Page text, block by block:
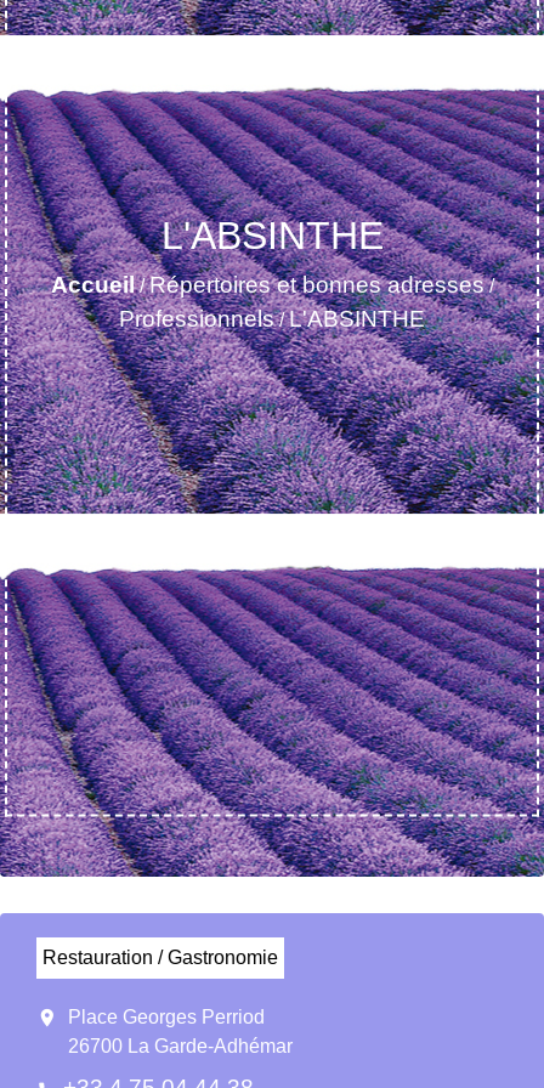
L'ABSINTHE
Accueil/Répertoires et bonnes adresses/
Professionnels/L'ABSINTHE
Restauration / Gastronomie
location_on
Place Georges Perriod
26700 La Garde-Adhémar